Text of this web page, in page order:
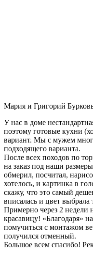
Мария и Григорий
У нас в доме
поэтому готовые кухни
вариант. Мы с мужем
подходящего варианта.
После всех походов по
на заказ под наши
обмерил, посчитал,
хотелось, и картинка в
скажу, что это самый
вписалась и цвет выбрала
Примерно через 2
красавицу! «Благодаря»
помучиться с монтажом
получился отменный.
Большое всем спасибо!